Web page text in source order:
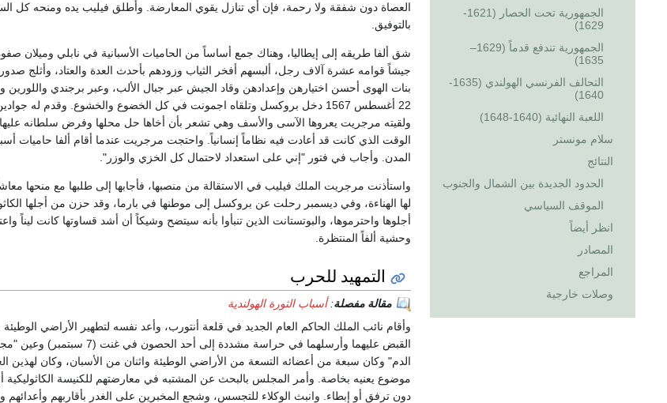
الجمهورية تحت الحصار (1621-
1629)
الجمهورية تندفع قدماً (1629–
1635)
التحالف الفرنسي الهولندي (1635-
1640)
اللعبة النهائية (1640-1648)
سلام مونستر
النتائج
الحدود الجديدة بين الشمال والجنوب
الموقف السياسي
انظر أيضاً
المصادر
المراجع
وصلات خارجية
العصاة دون شفقة ولا رحمة، فإن أي تنازل يقوي المعارضة. وأطلق فيليب يده ومنحه كل
بالتوفيق.
شق ألفا طريقه إلى إيطاليا، وهناك جمع أساساً من الحاميات الأسبانية في نابلي وميلان
جيشاً قوامه عشرة آلاف رجل، ألبسهم أفخر الثياب وزودهم بأحدث العدة والعتاد، وأثلج
بنات الهوى أحسن اختيارهن وإعدادهن وقاد الجيش عبر جبال الألب، وعبر برجندي
22 أغسطس 1567 دخل بروكسل وتلقاه اجمونت في كل الخضوع والخشوع. وقدم له
ولقيته مرجريت يعروها الآسى والأسف وهي تشعر بأن أخاها حل محلها وفرض سلطانه
الوقت الذي كانت قد أعادت فيه نظاماً إنسانياً. واحتجت مرجريت عندما أقام ألفا حاميات
المدن. وأجاب في فتور "إني على استعداد لاحتمال كل الخزي والوزر".
واستأذنت مرجريت الملك فيليب في الاستقالة من منصبها، فأجابها إلى طلبها مع منحها
لها الهناءة، وفي ديسمبر رحلت عن بروكسل إلى موطنها في بارما، وقد حزن من أجلها
أجلوها واحترموها، والبوتستانت الذين تنبأوا بأنه سيتضح وشيكاً أن أشد قساوتها كانت ليناً
وحشية ألفاً المنتظرة.
التمهيد للحرب
مقالة مفصلة:أسباب الثورة الهولندية
وأقام نائب الملك الحاكم العام الجديد في قلعة أنتورب، وأعد نفسه لتطهير الأراضي
القبض عليهما وأرسلهما في
الدم" وكان سبعة من أعضائه التسعة من الأراضي الوطيئة واثنان من الأسبان، وكان
موضوع يعنيه بخاصة. وأمر المجلس بالبحث عن المشتبه في معارضتهم للكنيسة الكاثوليكية
دون ترفق أو إبطاء. وانبث الوكلاء للتجسس، وشجع المخبرين على الغدر بأقاربهم